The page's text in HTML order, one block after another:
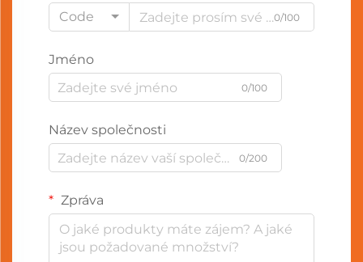
Code 0/100
Jméno
0/100
Název společnosti
0/200
Zpráva